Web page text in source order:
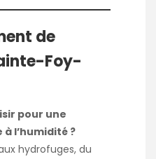
de
Foy-
pour une
l’humidité ?
hydrofuges, du